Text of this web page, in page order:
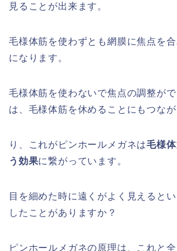
見ることが出来ます。
毛様体筋を使わずとも網膜に焦点を
になります。
毛様体筋を使わないで焦点の調整が
は、毛様体筋を休めることにもつなが
り、これがピンホールメガネは毛様
う効果に繋がっています。
目を細めた時に遠くがよく見えると
したことがありますか？
ピンホールメガネの原理は、これと全